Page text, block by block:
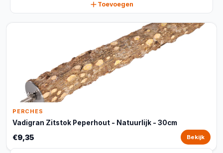
Toevoegen
PERCHES
Vadigran Zitstok Peperhout - Natuurlijk - 30cm
€9,35 Bekijk